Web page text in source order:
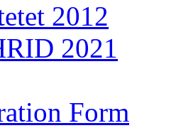
2012
2021
Form